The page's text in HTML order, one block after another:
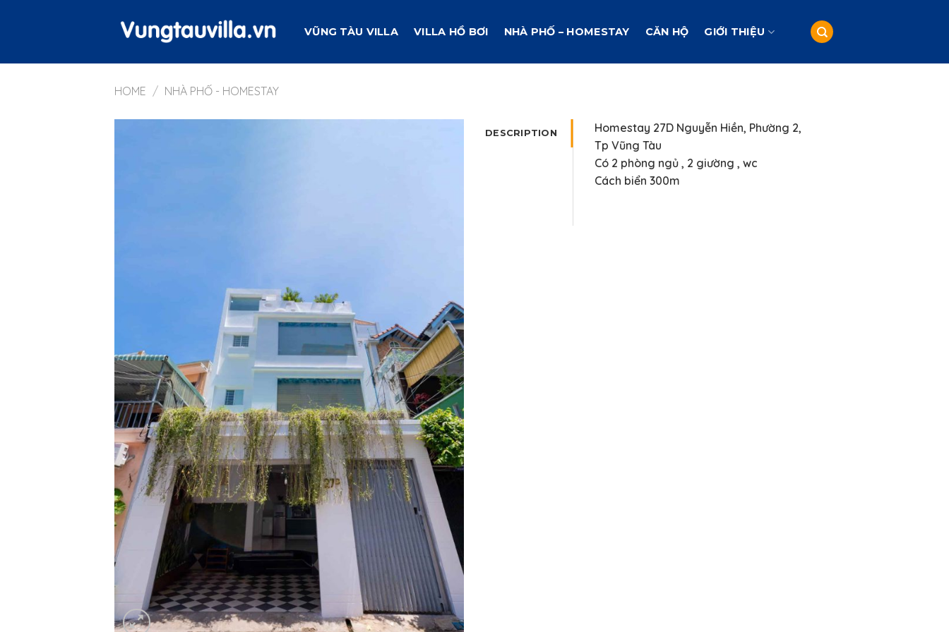
VŨNG TÀU VILLA VILLA HỒ BƠI NHÀ PHỐ – HOMESTAY CĂN HỘ GIỚI THIỆU
HOME / NHÀ PHỐ - HOMESTAY
DESCRIPTION
Homestay 27D Nguyễn Hiền, Phường 2,
Tp Vũng Tàu
Có 2 phòng ngủ , 2 giường , wc
Cách biển 300m